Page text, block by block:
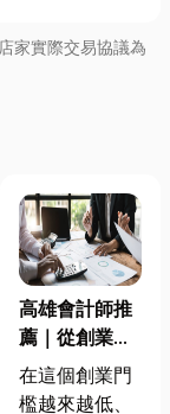
家實際交易協議為
高雄會計師推
薦｜從創業到
財務規劃，專
屬你的全方位
在這個創業門
檻越來越低、